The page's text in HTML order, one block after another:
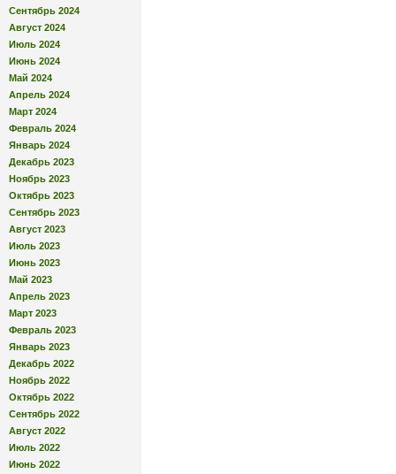
Сентябрь 2024
Август 2024
Июль 2024
Июнь 2024
Май 2024
Апрель 2024
Март 2024
Февраль 2024
Январь 2024
Декабрь 2023
Ноябрь 2023
Октябрь 2023
Сентябрь 2023
Август 2023
Июль 2023
Июнь 2023
Май 2023
Апрель 2023
Март 2023
Февраль 2023
Январь 2023
Декабрь 2022
Ноябрь 2022
Октябрь 2022
Сентябрь 2022
Август 2022
Июль 2022
Июнь 2022